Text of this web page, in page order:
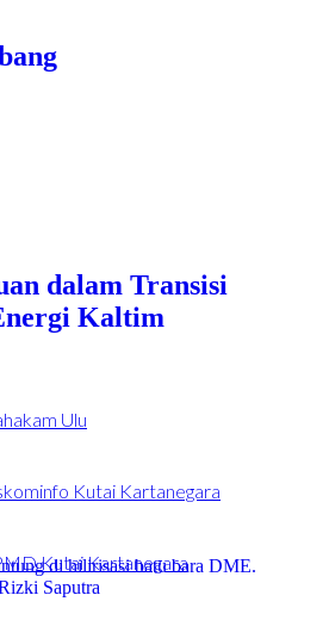
Ulu
Kutai Kartanegara
Kutai Kartanegara
dalam Transisi
Kaltim